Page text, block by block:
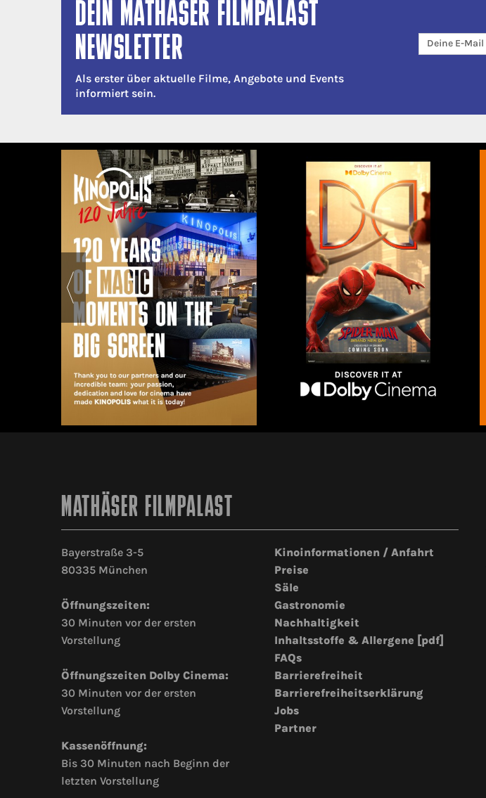
DEIN MATHÄSER FILMPALAST
NEWSLETTER
Als erster über aktuelle Filme, Angebote und Events
informiert sein.
MATHÄSER FILMPALAST
Bayerstraße 3-5
80335 München
Öffnungszeiten:
30 Minuten vor der ersten
Vorstellung
Öffnungszeiten Dolby Cinema:
30 Minuten vor der ersten
Vorstellung
Kassenöffnung:
Bis 30 Minuten nach Beginn der
letzten Vorstellung
Kinoinformationen / Anfahrt
Preise
Säle
Gastronomie
Nachhaltigkeit
Inhaltsstoffe & Allergene [pdf]
FAQs
Barrierefreiheit
Barrierefreiheitserklärung
Jobs
Partner